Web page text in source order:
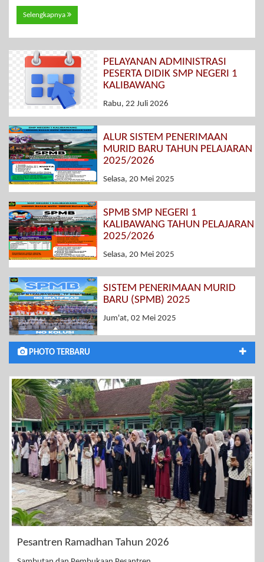
Selengkapnya
PELAYANAN ADMINISTRASI
PESERTA DIDIK SMP NEGERI 1
KALIBAWANG
Rabu, 22 Juli 2026
ALUR SISTEM PENERIMAAN
MURID BARU TAHUN PELAJARAN
2025/2026
Selasa, 20 Mei 2025
SPMB SMP NEGERI 1
KALIBAWANG TAHUN PELAJARAN
2025/2026
Selasa, 20 Mei 2025
SISTEM PENERIMAAN MURID
BARU (SPMB) 2025
Jum'at, 02 Mei 2025
PHOTO TERBARU
Pesantren Ramadhan Tahun 2026